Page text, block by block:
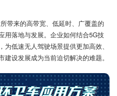
来的高带宽、低延时、广覆盖的
用落地与发展。企业如何结合5G技
低速无人驾驶场景提供更加高效、
设发展成为当前迫切解决的难题。